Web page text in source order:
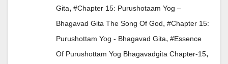
Gita, #Chapter 15: Purushotaam Yog –
Bhagavad Gita The Song Of God, #Chapter 15:
Purushottam Yog - Bhagavad Gita, #Essence
Of Purushottam Yog Bhagavadgita Chapter-15,